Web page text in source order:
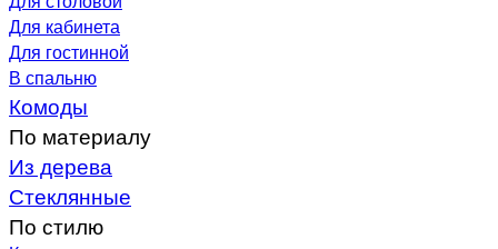
Для кабинета
Для гостинной
В спальню
Комоды
По материалу
Из дерева
Стеклянные
По стилю